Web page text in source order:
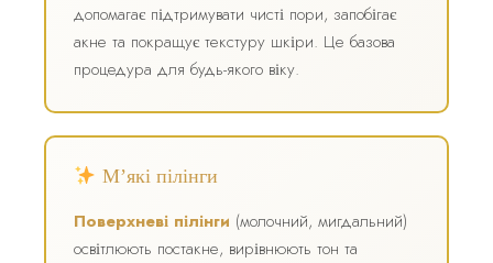
допомагає підтримувати чисті пори, запобігає
акне та покращує текстуру шкіри. Це базова
процедура для будь-якого віку.
М’які пілінги
Поверхневі пілінги (молочний, мигдальний)
освітлюють постакне, вирівнюють тон та